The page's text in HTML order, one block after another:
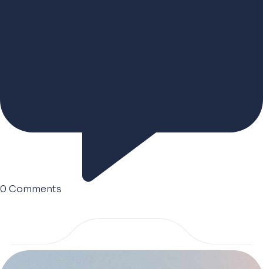
0 Comments